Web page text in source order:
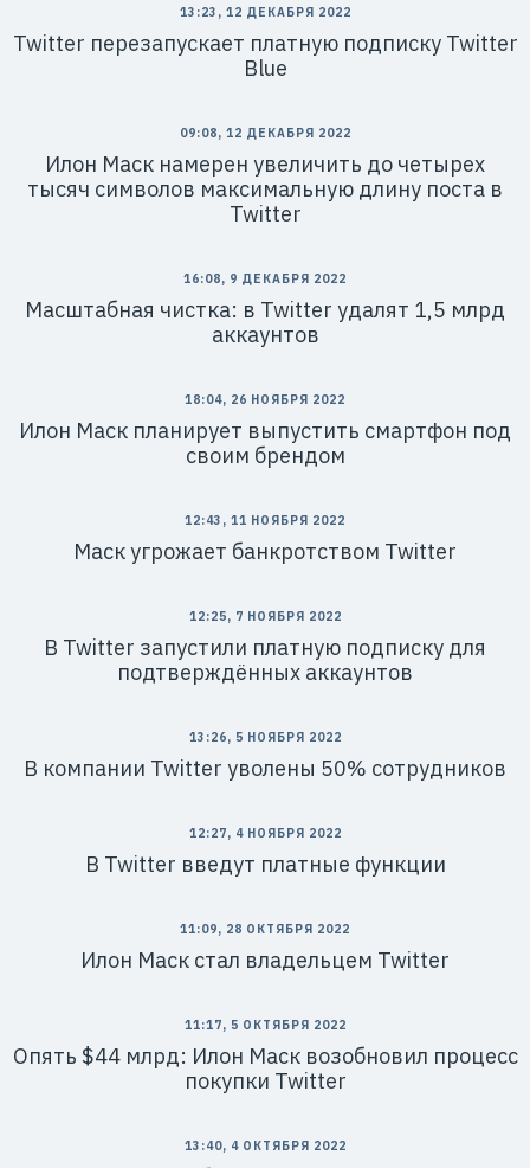
13:23, 12 ДЕКАБРЯ 2022
Twitter перезапускает платную подписку Twitter
Blue
09:08, 12 ДЕКАБРЯ 2022
Илон Маск намерен увеличить до четырех
тысяч символов максимальную длину поста в
Twitter
16:08, 9 ДЕКАБРЯ 2022
Масштабная чистка: в Twitter удалят 1,5 млрд
аккаунтов
18:04, 26 НОЯБРЯ 2022
Илон Маск планирует выпустить смартфон под
своим брендом
12:43, 11 НОЯБРЯ 2022
Маск угрожает банкротством Twitter
12:25, 7 НОЯБРЯ 2022
В Twitter запустили платную подписку для
подтверждённых аккаунтов
13:26, 5 НОЯБРЯ 2022
В компании Twitter уволены 50% сотрудников
12:27, 4 НОЯБРЯ 2022
В Twitter введут платные функции
11:09, 28 ОКТЯБРЯ 2022
Илон Маск стал владельцем Twitter
11:17, 5 ОКТЯБРЯ 2022
Опять $44 млрд: Илон Маск возобновил процесс
покупки Twitter
13:40, 4 ОКТЯБРЯ 2022